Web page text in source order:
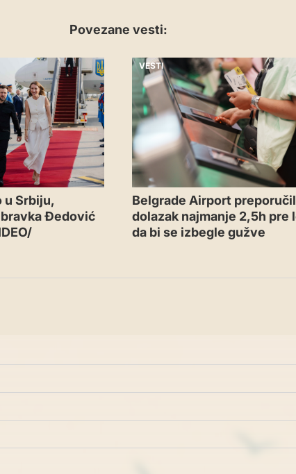
Povezane vesti:
u Srbiju,
Đedović
VESTI
Belgrade Airport
dolazak najmanje 2,5h pre
da bi se izbegle gužve